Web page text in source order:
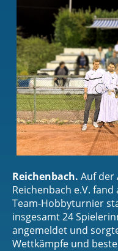
Reichenbach. Auf der
Reichenbach e.V.
Team-Hobbyturnier
insgesamt 24
angemeldet und
Wettkämpfe und